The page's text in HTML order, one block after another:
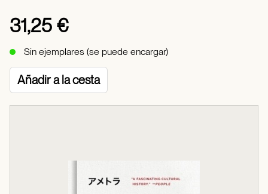
31,25 €
Sin ejemplares (se puede encargar)
Añadir a la cesta